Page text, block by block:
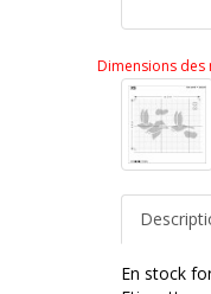
Dimensions
En stock